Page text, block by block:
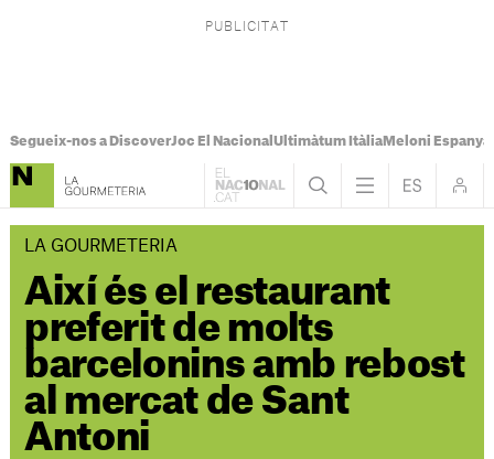
Segueix-nos a DiscoverJoc El Nacional Ultimàtum ItàliaMeloni Espanya
LA GOURMETERIA
Així és el restaurant
preferit de molts
barcelonins amb rebost
al mercat de Sant
Antoni